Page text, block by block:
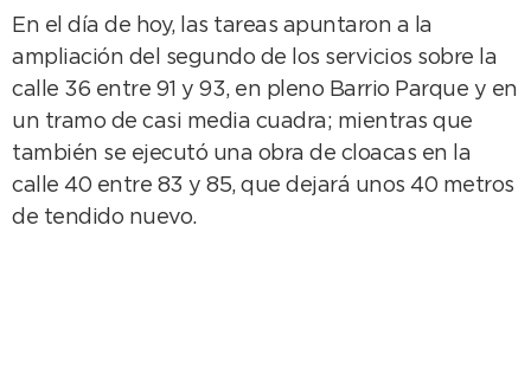
En el día de hoy, las tareas apuntaron a la
ampliación del segundo de los servicios sobre la
calle 36 entre 91 y 93, en pleno Barrio Parque y en
un tramo de casi media cuadra; mientras que
también se ejecutó una obra de cloacas en la
calle 40 entre 83 y 85, que dejará unos 40 metros
de tendido nuevo.